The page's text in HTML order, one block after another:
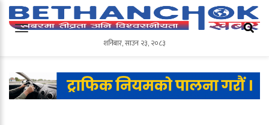
शनिबार,साउन २३,२०८३
शनिबार,साउन २३, २०८३